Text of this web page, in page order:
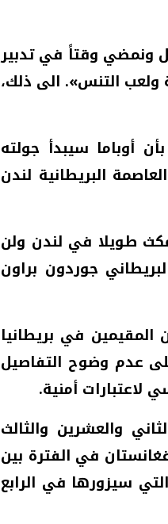
ونمضي وقتاً في تدبير
ولعب التنس». الى ذلك،
أوباما سيبدأ جولته
البريطانية لندن
طويلا في لندن ولن
جوردون براون
المقيمين في بريطانيا
عدم وضوح التفاصيل
أمنية.
والعشرين والثالث
في الفترة بين
التي سيزورها في الرابع